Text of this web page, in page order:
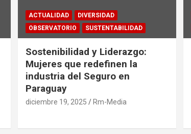
ACTUALIDAD
DIVERSIDAD
OBSERVATORIO
SUSTENTABILIDAD
Sostenibilidad y Liderazgo:
Mujeres que redefinen la
industria del Seguro en
Paraguay
diciembre 19, 2025 Rm-Media